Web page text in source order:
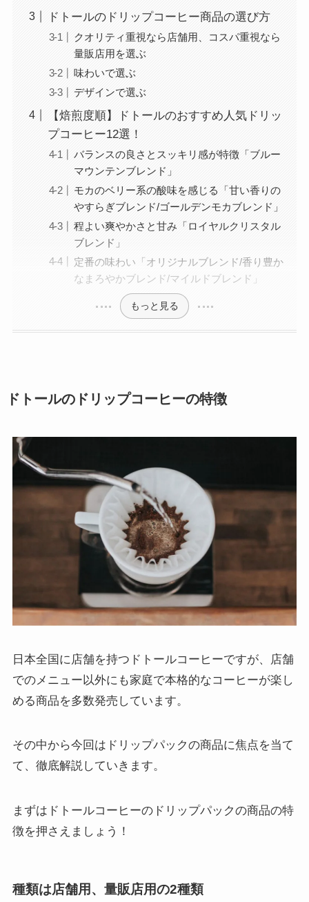
ドトールのドリップコーヒー商品の選び方
クオリティ重視なら店舗用、コスパ重視なら
量販店用を選ぶ
味わいで選ぶ
デザインで選ぶ
【焙煎度順】ドトールのおすすめ人気ドリッ
プコーヒー12選！
バランスの良さとスッキリ感が特徴「ブルー
マウンテンブレンド」
モカのベリー系の酸味を感じる「甘い香りの
やすらぎブレンド/ゴールデンモカブレンド」
程よい爽やかさと甘み「ロイヤルクリスタル
ブレンド」
定番の味わい「オリジナルブレンド/香り豊か
なまろやかブレンド/マイルドブレンド」
もっと見る
ドトールのドリップコーヒーの特徴
日本全国に店舗を持つドトールコーヒーですが、店舗
でのメニュー以外にも家庭で本格的なコーヒーが楽し
める商品を多数発売しています。
その中から今回はドリップパックの商品に焦点を当て
て、徹底解説していきます。
まずはドトールコーヒーのドリップパックの商品の特
徴を押さえましょう！
種類は店舗用、量販店用の2種類